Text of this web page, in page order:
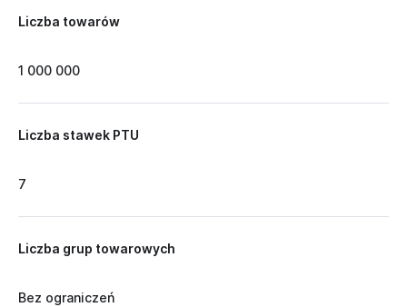
Liczba towarów
1 000 000
Liczba stawek PTU
7
Liczba grup towarowych
Bez ograniczeń